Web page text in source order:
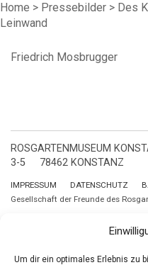
Um dir ein optimales Erlebnis zu
Home > Pressebilder > Des
Leinwand
Friedrich Mosbrugger
ROSGARTENMUSEUM
3-5
78462 KONSTANZ
IMPRESSUM DATENSCHUTZ
Gesellschaft der Freunde des